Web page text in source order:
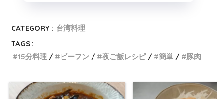
CATEGORY : 台湾料理
TAGS :
15分料理
ビーフン 夜ご飯レシピ 簡単 豚肉